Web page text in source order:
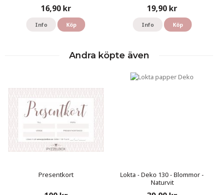
16,90 kr
Info Köp
19,90 kr
Info Köp
Andra köpte även
Presentkort
Lokta - Deko 130 - Blommor -
Naturvit